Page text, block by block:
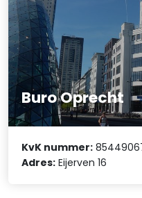
Buro Oprecht
KvK nummer:
Adres: Eijerven 16